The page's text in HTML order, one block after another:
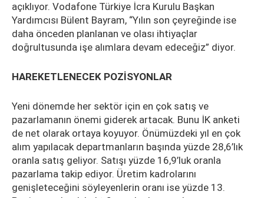
açıklıyor. Vodafone Türkiye İcra Kurulu Başkan
Yardımcısı Bülent Bayram, “Yılın son çeyreğinde ise
daha önceden planlanan ve olası ihtiyaçlar
doğrultusunda işe alımlara devam edeceğiz” diyor.
HAREKETLENECEK POZİSYONLAR
Yeni dönemde her sektör için en çok satış ve
pazarlamanın önemi giderek artacak. Bunu İK anketi
de net olarak ortaya koyuyor. Önümüzdeki yıl en çok
alım yapılacak departmanların başında yüzde 28,6’lık
oranla satış geliyor. Satışı yüzde 16,9’luk oranla
pazarlama takip ediyor. Üretim kadrolarını
genişleteceğini söyleyenlerin oranı ise yüzde 13.